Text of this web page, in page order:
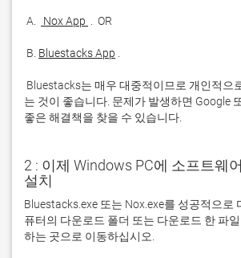
A. Nox App
B. Bluestacks App
는 것이 좋습니다. 문제가 발생하면 Google
좋은 해결책을 찾을 수 있습니다.
2 : 이제 Windows PC에 소프트웨
설치
Bluestacks.exe 또는 Nox.exe를 성공적으로
퓨터의 다운로드 폴더 또는 다운로드 한 파